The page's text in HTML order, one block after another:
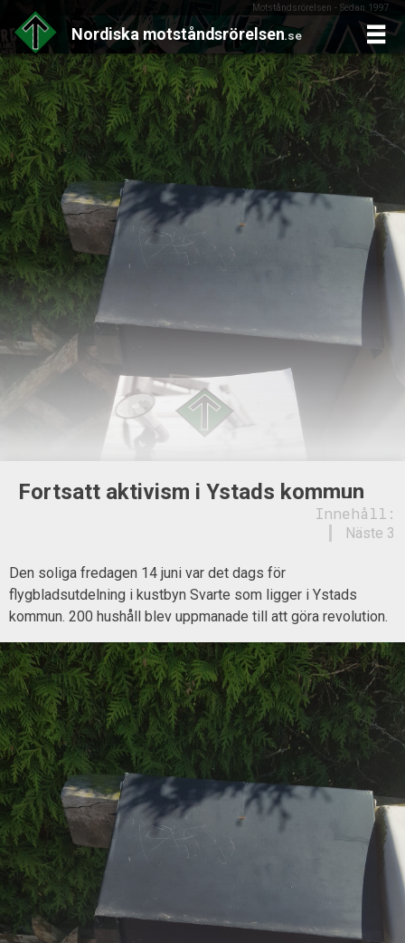
Motståndsrörelsen - Sedan 1997
Nordiska motståndsrörelsen.se
Skip
to
content
Fortsatt aktivism i Ystads kommun
Innehåll:
Näste 3
Den soliga fredagen 14 juni var det dags för
flygbladsutdelning i kustbyn Svarte som ligger i Ystads
kommun. 200 hushåll blev uppmanade till att göra revolution.